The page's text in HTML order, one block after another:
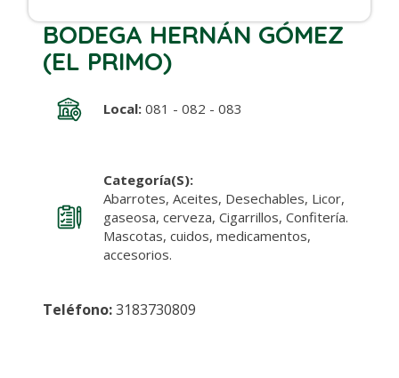
BODEGA HERNÁN GÓMEZ
(EL PRIMO)
Local:081 - 082 - 083
Categoría(s):
Abarrotes, Aceites, Desechables, Licor,
gaseosa, cerveza, Cigarrillos, Confitería.
Mascotas, cuidos, medicamentos,
accesorios.
Teléfono:3183730809